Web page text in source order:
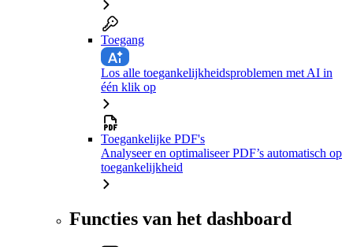
Toegang
Los alle toegankelijkheidsproblemen met AI in
één klik op
Toegankelijke PDF's
Analyseer en optimaliseer PDF’s automatisch op
toegankelijkheid
Functies van het dashboard